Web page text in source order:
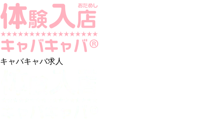
キャバキャバ求人